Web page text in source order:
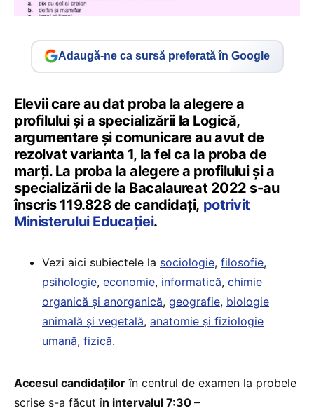
Adaugă-ne ca sursă preferată în Google
Elevii care au dat proba la alegere a
profilului și a specializării la Logică,
argumentare și comunicare au avut de
rezolvat varianta 1, la fel ca la proba de
marți. La proba la alegere a profilului și a
specializării de la Bacalaureat 2022 s-au
înscris 119.828 de candidați, potrivit
Ministerului Educației.
Vezi aici subiectele la sociologie, filosofie,
psihologie, economie, informatică, chimie
organică și anorganică, geografie, biologie
animală și vegetală, anatomie și fiziologie
umană, fizică.
Accesul candidaților în centrul de examen la probele
scrise s-a făcut în intervalul 7:30 –